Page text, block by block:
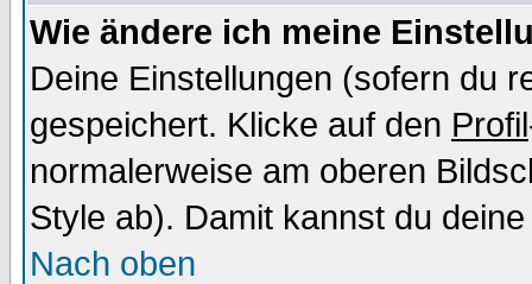
Wie ändere ich meine
Deine Einstellungen (sofern du
gespeichert. Klicke auf den Profil
normalerweise am oberen
Style ab). Damit kannst du
Nach oben